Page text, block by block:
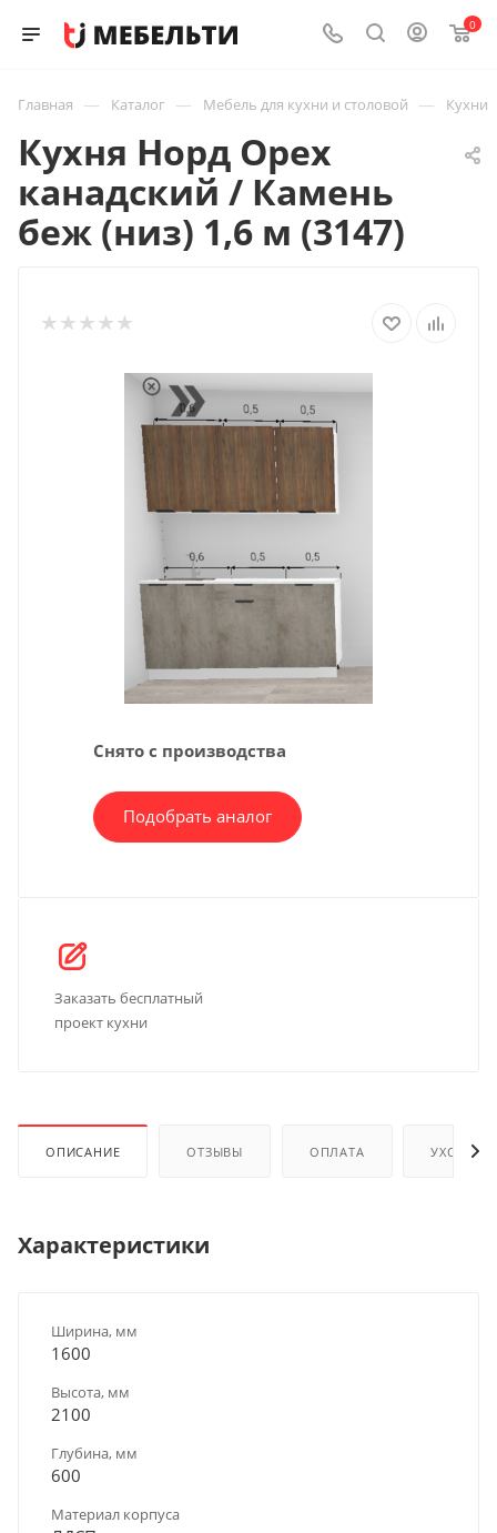
0
Главная — Каталог — Мебель для кухни и столовой — Кухни
Кухня Норд Орех
канадский / Камень
беж (низ) 1,6 м (3147)
Снято с производства
Подобрать аналог
Заказать бесплатный
проект кухни
ОПИСАНИЕ ОТЗЫВЫ ОПЛАТА УХОД И
Характеристики
Ширина, мм
1600
Высота, мм
2100
Глубина, мм
600
Материал корпуса